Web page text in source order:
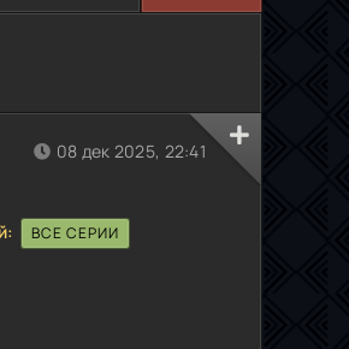
08 дек 2025, 22:41
ВСЕ СЕРИИ